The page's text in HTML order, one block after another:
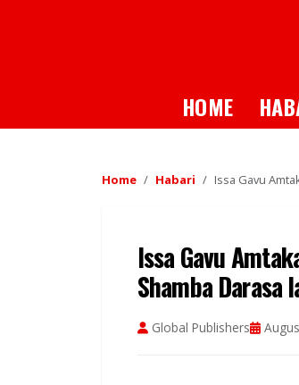
HOME
Home Habari Issa Gavu
Issa Gavu
Shamba
Global Publishers